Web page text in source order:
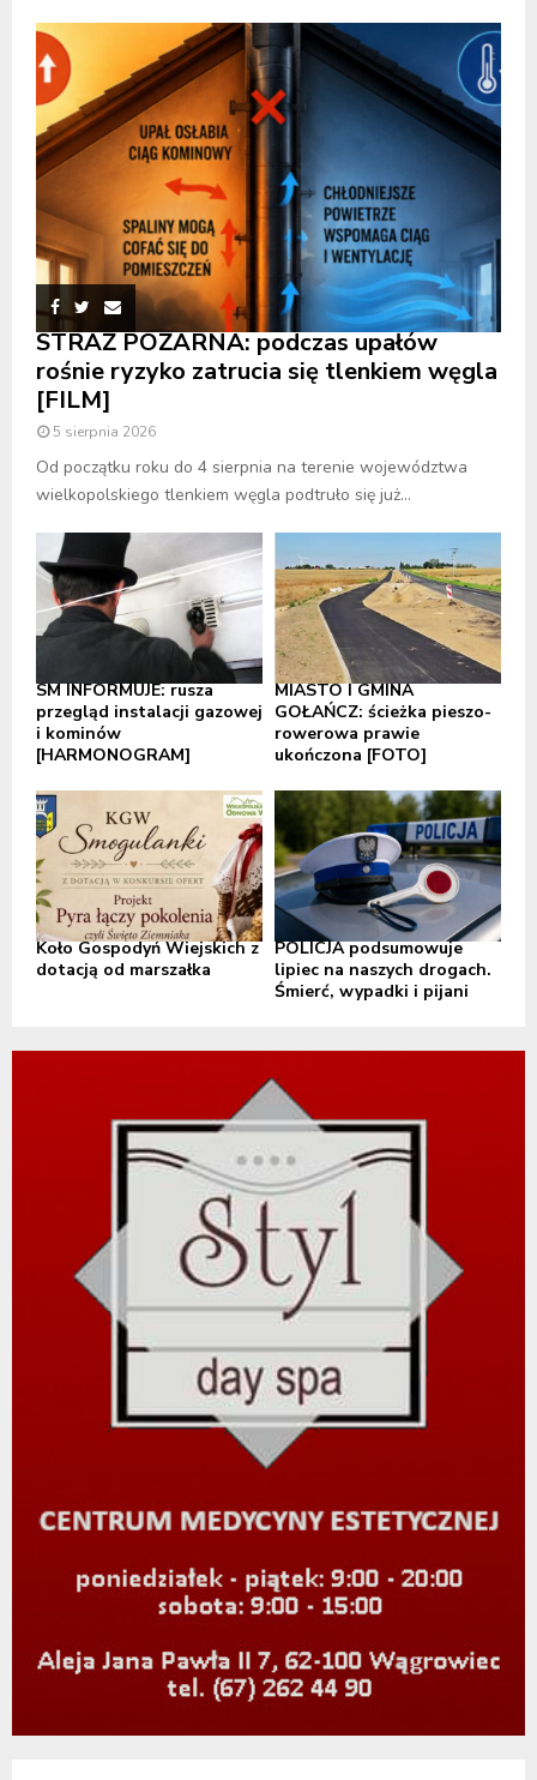
STRAŻ POŻARNA: podczas upałów
rośnie ryzyko zatrucia się tlenkiem węgla
[FILM]
5 sierpnia 2026
Od początku roku do 4 sierpnia na terenie województwa
wielkopolskiego tlenkiem węgla podtruło się już...
SM INFORMUJE: rusza
przegląd instalacji gazowej
i kominów
[HARMONOGRAM]
MIASTO I GMINA
GOŁAŃCZ: ścieżka pieszo-
rowerowa prawie
ukończona [FOTO]
Koło Gospodyń Wiejskich z
dotacją od marszałka
POLICJA podsumowuje
lipiec na naszych drogach.
Śmierć, wypadki i pijani